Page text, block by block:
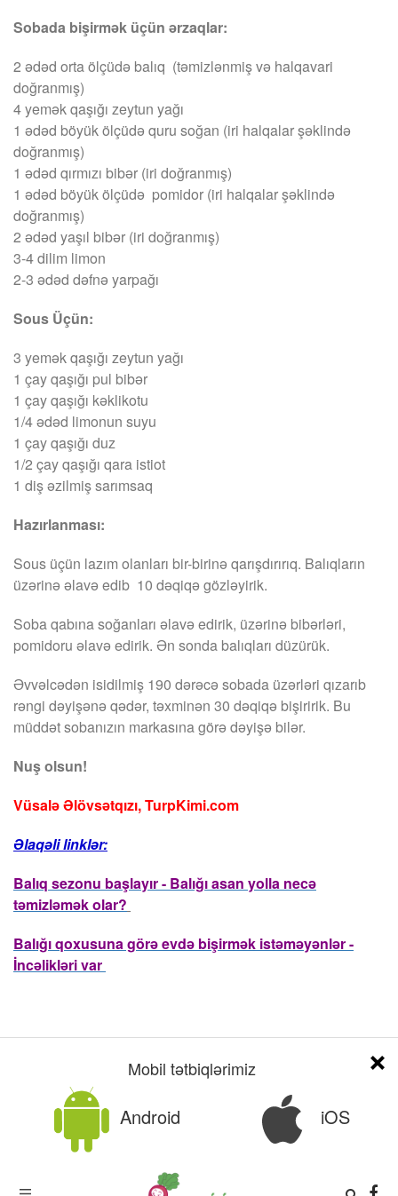
Sobada bişirmək üçün ərzaqlar:
2 ədəd orta ölçüdə balıq (təmizlənmiş və halqavari
doğranmış)
4 yemək qaşığı zeytun yağı
1 ədəd böyük ölçüdə quru soğan (iri halqalar şəklində
doğranmış)
1 ədəd qırmızı bibər (iri doğranmış)
1 ədəd böyük ölçüdə pomidor (iri halqalar şəklində
doğranmış)
2 ədəd yaşıl bibər (iri doğranmış)
3-4 dilim limon
2-3 ədəd dəfnə yarpağı
Sous Üçün:
3 yemək qaşığı zeytun yağı
1 çay qaşığı pul bibər
1 çay qaşığı kəklikotu
1/4 ədəd limonun suyu
1 çay qaşığı duz
1/2 çay qaşığı qara istiot
1 diş əzilmiş sarımsaq
Hazırlanması:
Sous üçün lazım olanları bir-birinə qarışdırırıq. Balıqların
üzərinə əlavə edib 10 dəqiqə gözləyirik.
Soba qabına soğanları əlavə edirik, üzərinə bibərləri,
pomidoru əlavə edirik. Ən sonda balıqları düzürük.
Əvvəlcədən isidilmiş 190 dərəcə sobada üzərləri qızarıb
rəngi dəyişənə qədər, təxminən 30 dəqiqə bişiririk. Bu
müddət sobanızın markasına görə dəyişə bilər.
Nuş olsun!
Vüsalə Əlövsətqızı, TurpKimi.com
Əlaqəli linklər:
Balıq sezonu başlayır - Balığı asan yolla necə
təmizləmək olar?
Balığı qoxusuna görə evdə bişirmək istəməyənlər -
İncəlikləri var
Əlaqəli xəbərlər
Mobil tətbiqlərimiz
Android iOS
Created by Novum @2019 - @2026